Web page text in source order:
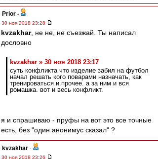
Prior -
30 ноя 2018 23:28
kvzakhar, не не, не съезжай. Ты написал
дословно
kvzakhar » 30 ноя 2018 23:17
суть конфликта что изделие забил на футбол
начал решать кого поварами назначать, как
тренироваться и прочее. а за ним и вся
ромашка. вот и весь конфликт.
я и спрашиваю - пруфы на вот это все точные
есть, без "один анонимус сказал" ?
kvzakhar -
30 ноя 2018 23:26